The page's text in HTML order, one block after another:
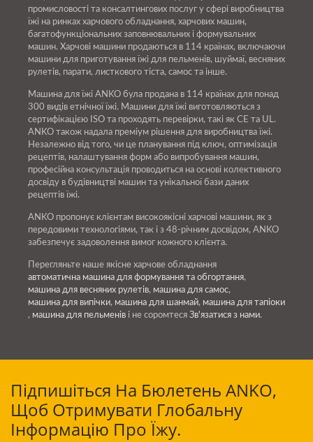
промисловості та консалтингових послуг у сфері виробництва
їжі на ринках харчового обладнання, харчових машин,
багатофункціональних заповнювальних і формувальних
машин. Харчові машини продаються в 114 країнах, включаючи
машини для приготування їжі для пельменів, шуймаї, весняних
рулетів, парати, листкового тіста, самос та інше.
Машина для їжі ANKO була продана в 114 країнах для понад
300 видів етнічної їжі. Машини для їжі виготовляються з
сертифікацією ISO та проходять перевірки, такі як CE та UL.
ANKO також надала преміум рішення для виробництва їжі.
Незалежно від того, чи це планування під ключ, оптимізація
рецептів, налаштування форм або випробування машин,
професійна консультація проводиться на основі колективного
досвіду в будівництві машин та унікальної бази даних
рецептів їжі.
ANKO пропонує клієнтам високоякісні харчові машини, як з
передовими технологіями, так і з 48-річним досвідом, ANKO
забезпечує задоволення вимог кожного клієнта.
Перегляньте наше якісне харчове обладнання
автоматична машина для формування та обгортання,
машина для весняних рулетів, машина для самос,
машина для випічки, машина для шанмай, машина для тапіоки
, машина для пельменів і не соромтеся Зв'язатися з нами.
Підпишіться На Бюлетень ANKO,
Щоб Отримувати Глобальну
Інформацію Про Їжу.